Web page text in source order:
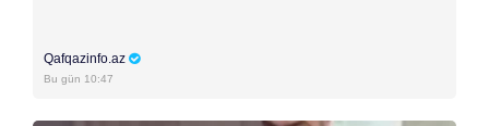
Qafqazinfo.az
Bu gün 10:47